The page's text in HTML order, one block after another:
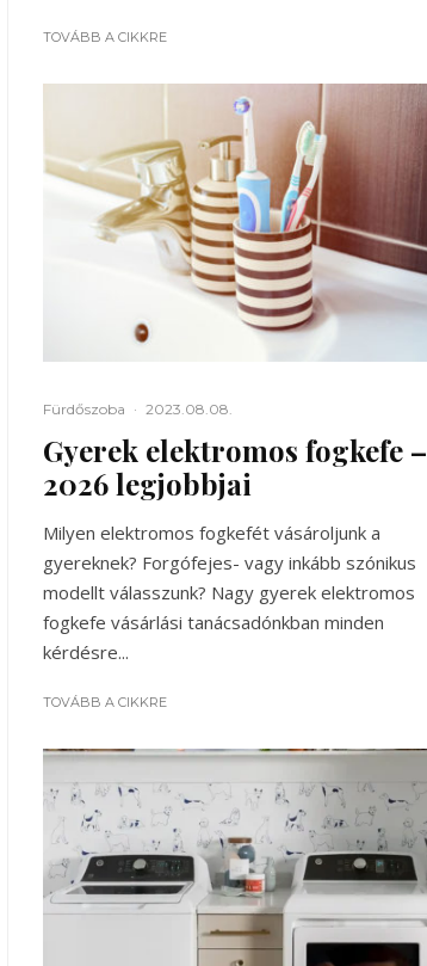
TOVÁBB A CIKKRE
Fürdőszoba · 2023.08.08.
Gyerek elektromos fogkefe –
2026 legjobbjai
Milyen elektromos fogkefét vásároljunk a
gyereknek? Forgófejes- vagy inkább szónikus
modellt válasszunk? Nagy gyerek elektromos
fogkefe vásárlási tanácsadónkban minden
kérdésre...
TOVÁBB A CIKKRE